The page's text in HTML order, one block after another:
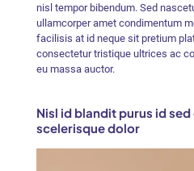
nisl tempor bibendum. Sed
ullamcorper amet condimentum
facilisis at id neque sit pretium
consectetur tristique ultrices ac
eu massa auctor.
Nisl id blandit purus id
scelerisque dolor